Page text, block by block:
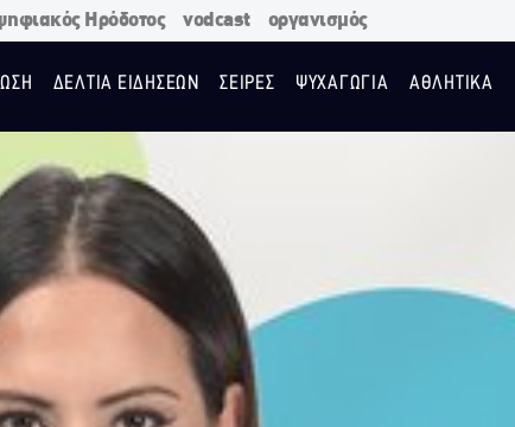
Ηρόδοτος vodcast οργανισμός
ΔΕΛΤΙΑ ΕΙΔΗΣΕΩΝ ΣΕΙΡΕΣ ΨΥΧΑΓΩΓΙΑ ΑΘΛΗΤΙΚΑ